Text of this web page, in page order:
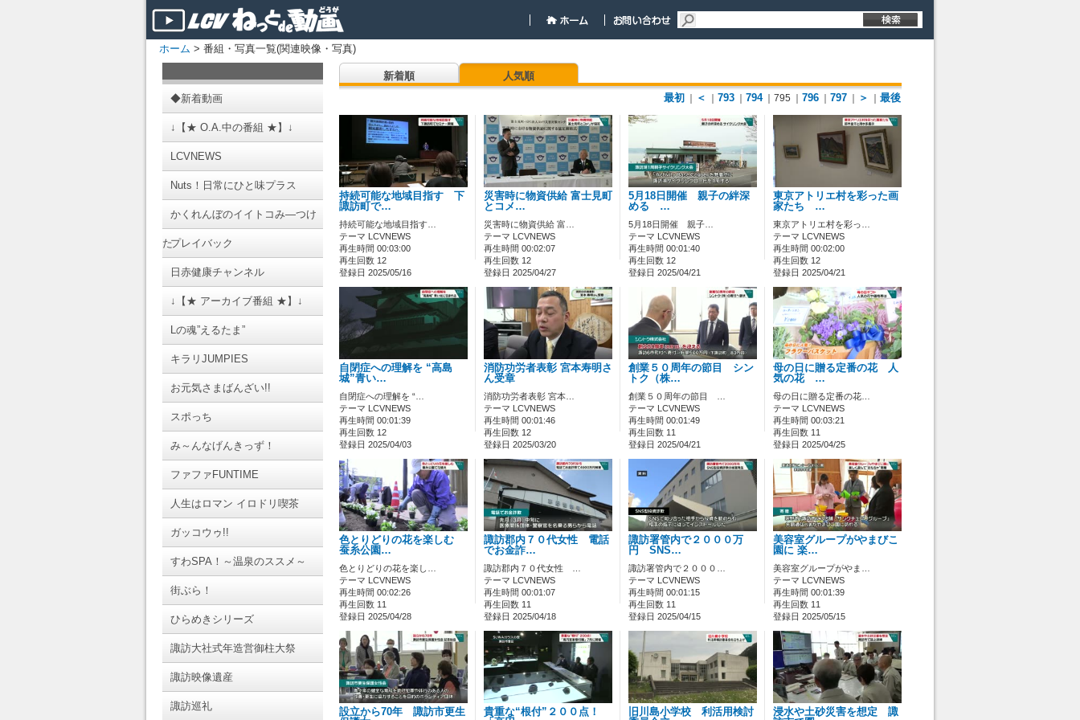
ホーム > 番組・写真一覧(関連映像・写真)
◆新着動画
↓【★ O.A.中の番組 ★】↓
LCVNEWS
Nuts！日常にひと味プラス
かくれんぼのイイトコみ―つけ
たプレイバック
日赤健康チャンネル
↓【★ アーカイブ番組 ★】↓
Lの魂”えるたま”
キラリJUMPIES
お元気さまばんざい!!
スポっち
み～んなげんきっず！
ファファFUNTIME
人生はロマン イロドリ喫茶
ガッコウゥ!!
すわSPA！～温泉のススメ～
街ぶら！
ひらめきシリーズ
諏訪大社式年造営御柱大祭
諏訪映像遺産
諏訪巡礼
新着順
人気順
最初
＜ 793 794 ｜795 796 797 ＞ 最後
持続可能な地域目指す 下
諏訪町で…
持続可能な地域目指す…
テーマ LCVNEWS
再生時間 00:03:00
再生回数 12
登録日 2025/05/16
災害時に物資供給 富士見町
とコメ…
災害時に物資供給 富…
テーマ LCVNEWS
再生時間 00:02:07
再生回数 12
登録日 2025/04/27
5月18日開催 親子の絆深
める …
5月18日開催 親子…
テーマ LCVNEWS
再生時間 00:01:40
再生回数 12
登録日 2025/04/21
東京アトリエ村を彩った画
家たち …
東京アトリエ村を彩っ…
テーマ LCVNEWS
再生時間 00:02:00
再生回数 12
登録日 2025/04/21
自閉症への理解を “高島
城”青い…
自閉症への理解を “…
テーマ LCVNEWS
再生時間 00:01:39
再生回数 12
登録日 2025/04/03
消防功労者表彰 宮本寿明さ
ん受章
消防功労者表彰 宮本…
テーマ LCVNEWS
再生時間 00:01:46
再生回数 12
登録日 2025/03/20
創業５０周年の節目 シン
トク（株…
創業５０周年の節目 …
テーマ LCVNEWS
再生時間 00:01:49
再生回数 11
登録日 2025/04/21
母の日に贈る定番の花 人
気の花 …
母の日に贈る定番の花…
テーマ LCVNEWS
再生時間 00:03:21
再生回数 11
登録日 2025/04/25
色とりどりの花を楽しむ
蚕糸公園…
色とりどりの花を楽し…
テーマ LCVNEWS
再生時間 00:02:26
再生回数 11
登録日 2025/04/28
諏訪郡内７０代女性 電話
でお金詐…
諏訪郡内７０代女性 …
テーマ LCVNEWS
再生時間 00:01:07
再生回数 11
登録日 2025/04/18
諏訪署管内で２０００万
円 SNS…
諏訪署管内で２０００…
テーマ LCVNEWS
再生時間 00:01:15
再生回数 11
登録日 2025/04/15
美容室グループがやまびこ
園に 楽…
美容室グループがやま…
テーマ LCVNEWS
再生時間 00:01:39
再生回数 11
登録日 2025/05/15
設立から70年 諏訪市更生
貴重な“根付”２００点！
旧川島小学校 利活用検討
浸水や土砂災害を想定 諏